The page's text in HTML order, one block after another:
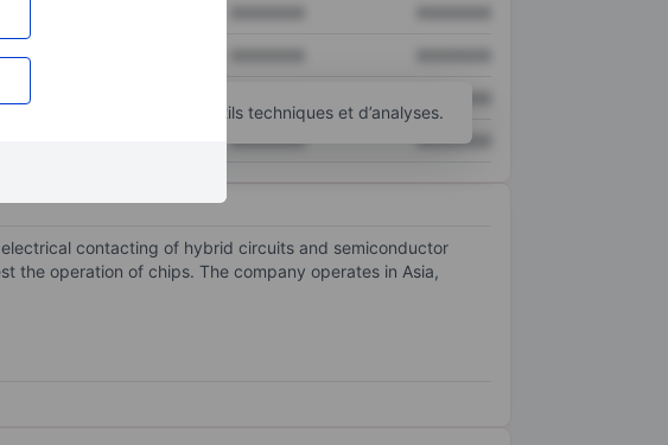
XXXXXXX XXXXXXX
pour accéder à d’autres outils techniques et d’analyses.
contacting of hybrid circuits and semiconductor
the operation of chips. The company operates in Asia,